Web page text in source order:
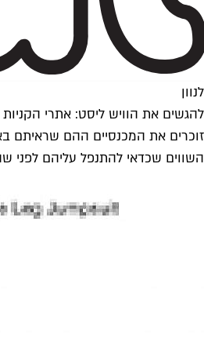
לנוון
להגשים את הוויש ליסט: אתרי
זוכרים את המכנסיים ההם שראיתם
השווים שכדאי להתנפל עליהם לפני